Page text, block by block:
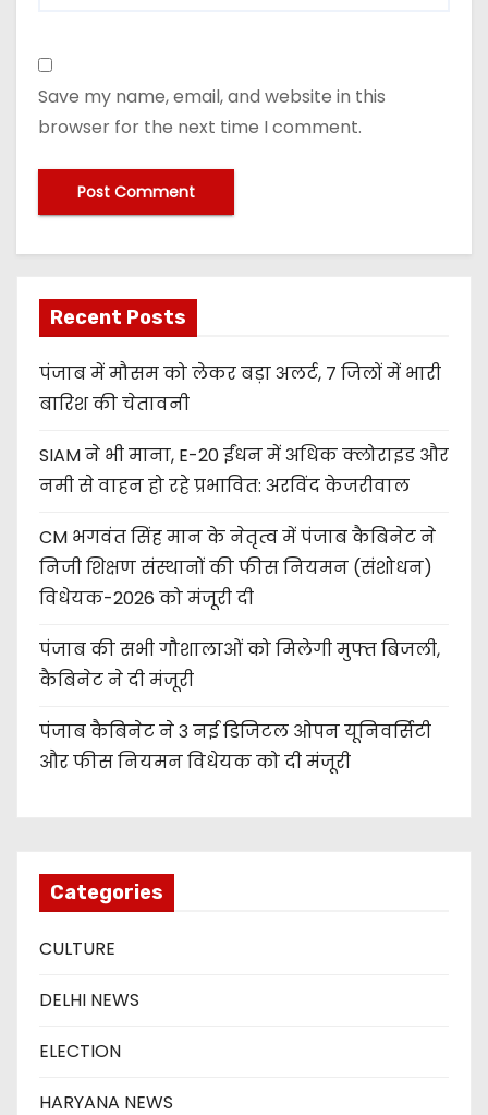
Save my name, email, and website in this
browser for the next time I comment.
Recent Posts
पंजाब में मौसम को लेकर बड़ा अलर्ट, 7 जिलों में भारी
बारिश की चेतावनी
SIAM ने भी माना, E-20 ईंधन में अधिक क्लोराइड और
नमी से वाहन हो रहे प्रभावित: अरविंद केजरीवाल
CM भगवंत सिंह मान के नेतृत्व में पंजाब कैबिनेट ने
निजी शिक्षण संस्थानों की फीस नियमन (संशोधन)
विधेयक-2026 को मंजूरी दी
पंजाब की सभी गौशालाओं को मिलेगी मुफ्त बिजली,
कैबिनेट ने दी मंजूरी
पंजाब कैबिनेट ने 3 नई डिजिटल ओपन यूनिवर्सिटी
और फीस नियमन विधेयक को दी मंजूरी
Categories
CULTURE
DELHI NEWS
ELECTION
HARYANA NEWS